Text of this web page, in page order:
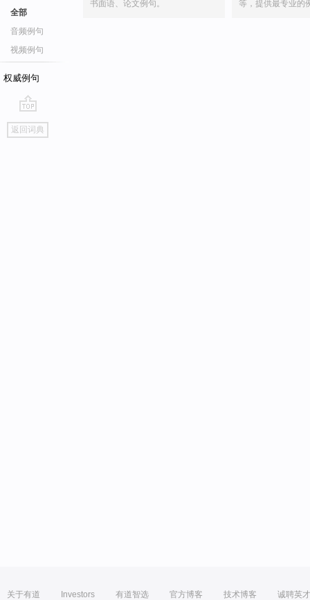
全部
音频例句
视频例句
权威例句
go
top
返回词典
书面语、论文例句。
等，提供最专业的
关于有道 Investors 有道智选 官方博客 技术博客 诚聘英才